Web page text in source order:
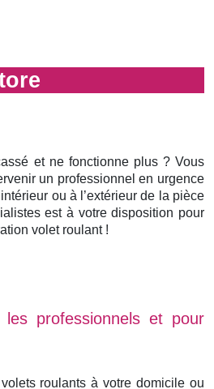
et ne fonctionne plus ? Vous
un professionnel en urgence
ou à l’extérieur de la pièce
est à votre disposition pour
volet roulant !
professionnels et pour
roulants à votre domicile ou